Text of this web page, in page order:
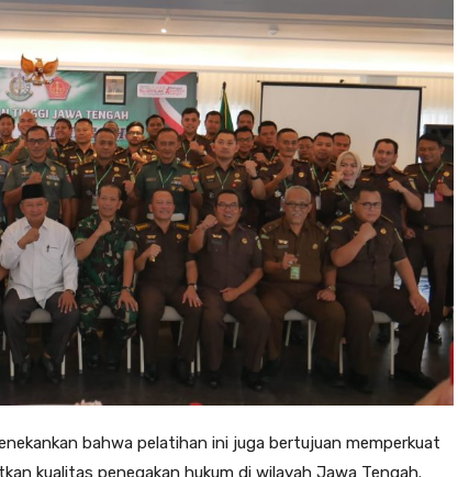
bahwa pelatihan ini juga bertujuan memperkuat
kualitas penegakan hukum di wilayah Jawa Tengah.